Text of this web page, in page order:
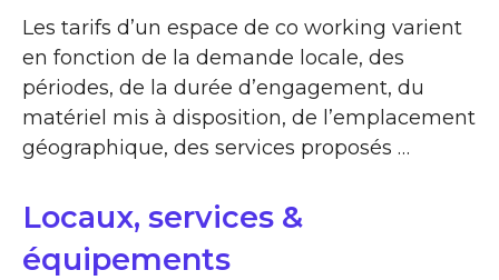
Les tarifs d’un espace de co working varient
en fonction de la demande locale, des
périodes, de la durée d’engagement, du
matériel mis à disposition, de l’emplacement
géographique, des services proposés …
Locaux, services &
équipements